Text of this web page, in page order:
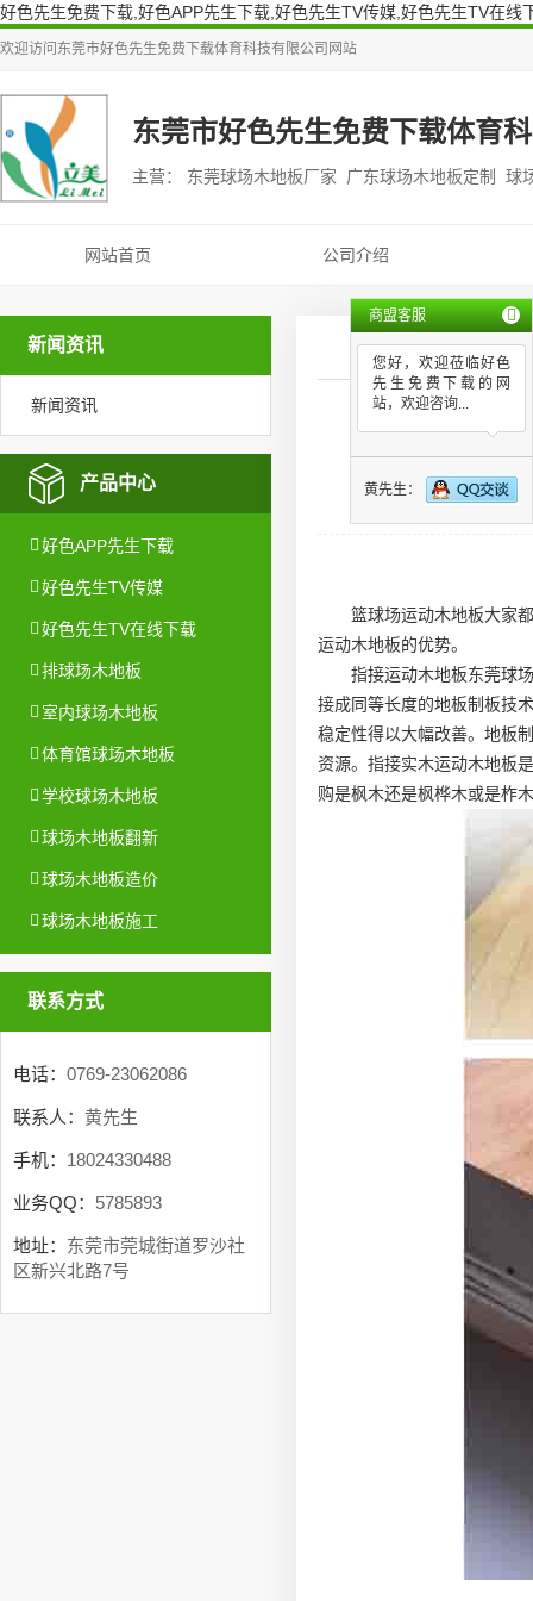
好色先生免费下载,好色APP先生下载,好色先生TV传媒,好色先生TV在线
欢迎访问 东莞市好色先生免费下载体育科技有限公司 网站
东莞市好色先生免费下载体育
主营： 东莞球场木地板厂家 广东球场木地板定制 球
网站首页 公司介绍
新闻资讯
新闻资讯
产品中心
好色APP先生下载
好色先生TV传媒
好色先生TV在线下载
排球场木地板
室内球场木地板
体育馆球场木地板
学校球场木地板
球场木地板翻新
球场木地板造价
球场木地板施工
联系方式
电话： 0769-23062086
联系人： 黄先生
手机： 18024330488
业务QQ： 5785893
地址： 东莞市莞城街道罗沙社
区新兴北路7号
好
篮球场运动木地板大家
运动木地板的优势。
指接运动木地板东莞球
接成同等长度的地板制板技
稳定性得以大幅改善。地板
资源。指接实木运动木地板
购是枫木还是枫桦木或是柞
商盟客服
您好，欢迎莅临好色
先生免费下载的网
站，欢迎咨询...
黄先生：